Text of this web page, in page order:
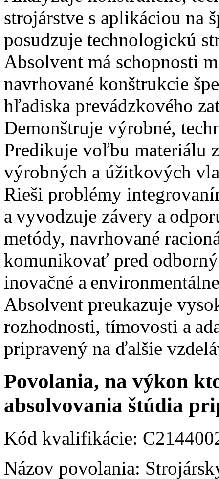
strojárstve s aplikáciou na
posudzuje technologickú
Absolvent má schopnosti
navrhované konštrukcie
hľadiska prevádzkového
Demonštruje výrobné,
Predikuje voľbu materiálu
výrobných a úžitkových
Rieši problémy
a vyvodzuje závery a
metódy, navrhované
komunikovať pred
inovačné a
Absolvent preukazuje
rozhodnosti, tímovosti a
pripravený na ďalšie
Povolania, na výkon
absolvovania štúdia
Kód kvalifikácie:
Názov povolania: